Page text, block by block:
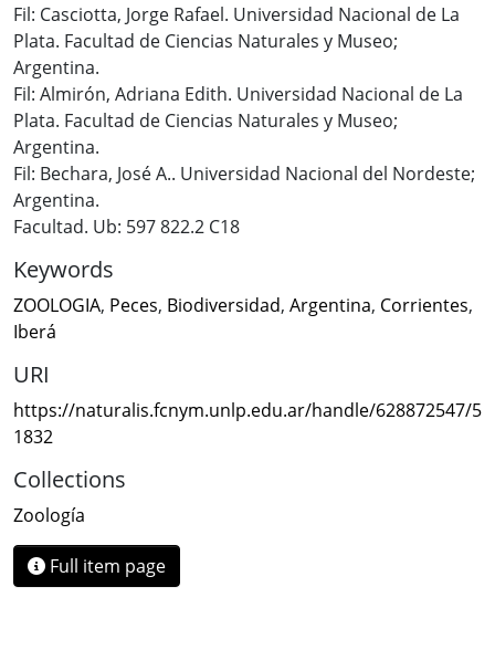
Fil: Casciotta, Jorge Rafael. Universidad Nacional de La
Plata. Facultad de Ciencias Naturales y Museo;
Argentina.
Fil: Almirón, Adriana Edith. Universidad Nacional de La
Plata. Facultad de Ciencias Naturales y Museo;
Argentina.
Fil: Bechara, José A.. Universidad Nacional del Nordeste;
Argentina.
Facultad. Ub: 597 822.2 C18
Keywords
ZOOLOGIA, Peces, Biodiversidad, Argentina, Corrientes,
Iberá
URI
https://naturalis.fcnym.unlp.edu.ar/handle/628872547/5
1832
Collections
Zoología
Full item page